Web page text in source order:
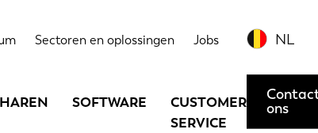
Sectoren en oplossingen Jobs NL
SOFTWARE
CUSTOMER
SERVICE
ons
met ons op of vraag een demonstratie aan